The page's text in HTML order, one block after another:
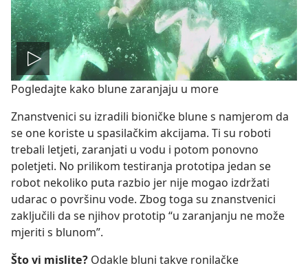
Pokreni
video
Pogledajte kako blune zaranjaju u more
Znanstvenici su izradili bioničke blune s namjerom da
se one koriste u spasilačkim akcijama. Ti su roboti
trebali letjeti, zaranjati u vodu i potom ponovno
poletjeti. No prilikom testiranja prototipa jedan se
robot nekoliko puta razbio jer nije mogao izdržati
udarac o površinu vode. Zbog toga su znanstvenici
zaključili da se njihov prototip “u zaranjanju ne može
mjeriti s blunom”.
Što vi mislite? Odakle bluni takve ronilačke